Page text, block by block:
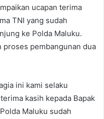
ucapan terima
TNI yang sudah
ke Polda Maluku.
proses pembangunan dua
ini kami selaku
kasih kepada Bapak
Maluku sudah